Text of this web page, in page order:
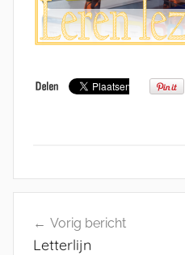
navigatie
Vorig bericht
Letterlijn